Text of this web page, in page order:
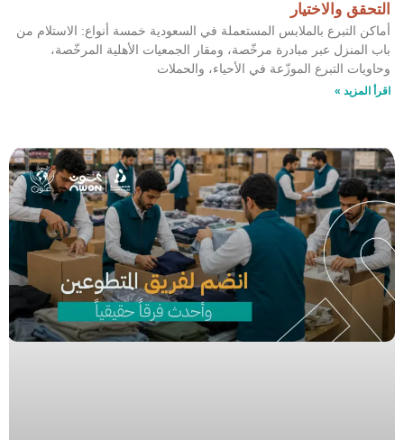
التحقق والاختيار
أماكن التبرع بالملابس المستعملة في السعودية خمسة أنواع: الاستلام من
باب المنزل عبر مبادرة مرخّصة، ومقار الجمعيات الأهلية المرخّصة،
وحاويات التبرع الموزّعة في الأحياء، والحملات
اقرأ المزيد »